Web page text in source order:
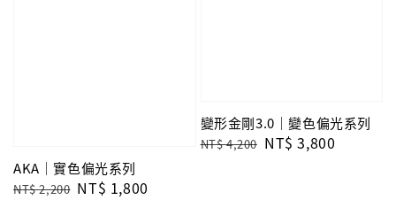
AKA｜實色偏光系列
Regular
NT$ 2,200 Sale
NT$ 1,800
變形金剛3.0｜變色偏光系列
Regular
NT$ 4,200 Sale
NT$ 3,800